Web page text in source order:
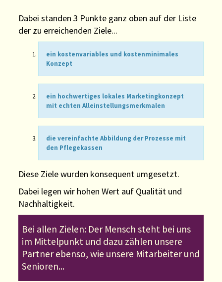
Dabei standen 3 Punkte ganz oben auf der Liste
der zu erreichenden Ziele...
ein kostenvariables und kostenminimales
Konzept
ein hochwertiges lokales Marketingkonzept
mit echten Alleinstellungsmerkmalen
die vereinfachte Abbildung der Prozesse mit
den Pflegekassen
Diese Ziele wurden konsequent umgesetzt.
Dabei legen wir hohen Wert auf Qualität und
Nachhaltigkeit.
Bei allen Zielen: Der Mensch steht bei uns
im Mittelpunkt und dazu zählen unsere
Partner ebenso, wie unsere Mitarbeiter und
Senioren...